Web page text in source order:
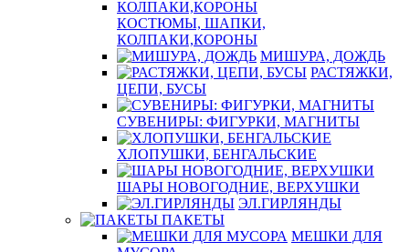
КОСТЮМЫ, ШАПКИ,
КОЛПАКИ,КОРОНЫ
МИШУРА, ДОЖДЬ
РАСТЯЖКИ,
ЦЕПИ, БУСЫ
СУВЕНИРЫ: ФИГУРКИ, МАГНИТЫ
ХЛОПУШКИ, БЕНГАЛЬСКИЕ
ШАРЫ НОВОГОДНИЕ, ВЕРХУШКИ
ЭЛ.ГИРЛЯНДЫ
ПАКЕТЫ
МЕШКИ ДЛЯ